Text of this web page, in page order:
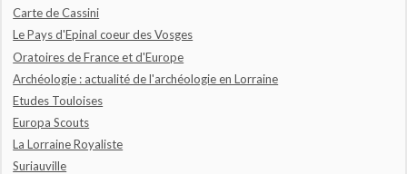
Carte de Cassini
Le Pays d'Epinal coeur des Vosges
Oratoires de France et d'Europe
Archéologie : actualité de l'archéologie en Lorraine
Etudes Touloises
Europa Scouts
La Lorraine Royaliste
Suriauville